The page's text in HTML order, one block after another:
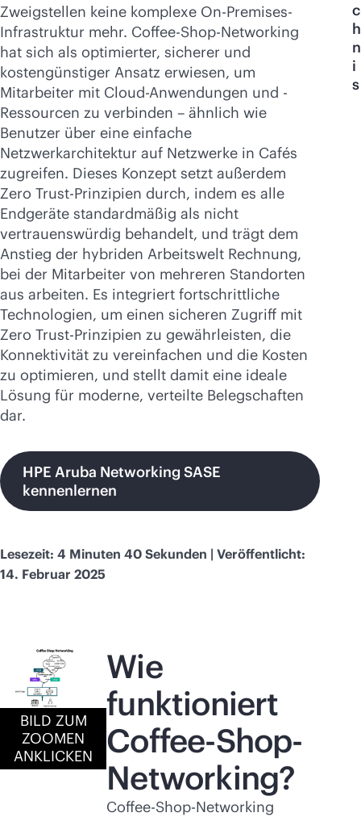
Jetzt kaufen
Zweigstellen keine komplexe On-Premises-
Infrastruktur mehr. Coffee-Shop-Networking
hat sich als optimierter, sicherer und
kostengünstiger Ansatz erwiesen, um
Mitarbeiter mit Cloud-Anwendungen und -
Ressourcen zu verbinden – ähnlich wie
Benutzer über eine einfache
Netzwerkarchitektur auf Netzwerke in Cafés
zugreifen. Dieses Konzept setzt außerdem
Zero Trust-Prinzipien durch, indem es alle
Endgeräte standardmäßig als nicht
vertrauenswürdig behandelt, und trägt dem
Anstieg der hybriden Arbeitswelt Rechnung,
bei der Mitarbeiter von mehreren Standorten
aus arbeiten. Es integriert fortschrittliche
Technologien, um einen sicheren Zugriff mit
Zero Trust-Prinzipien zu gewährleisten, die
Konnektivität zu vereinfachen und die Kosten
zu optimieren, und stellt damit eine ideale
Lösung für moderne, verteilte Belegschaften
dar.
HPE Aruba Networking SASE
kennenlernen
Lesezeit: 4 Minuten 40 Sekunden | Veröffentlicht:
14. Februar 2025
c
h
n
i
s
BILD ZUM
ZOOMEN
ANKLICKEN
Wie
funktioniert
Coffee-Shop-
Networking?
Coffee-Shop-Networking